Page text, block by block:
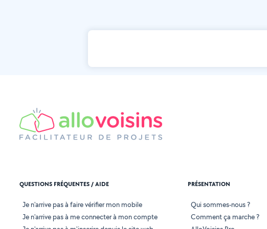
QUESTIONS FRÉQUENTES / AIDE
Je n'arrive pas à faire vérifier mon mobile
Je n'arrive pas à me connecter à mon compte
PRÉSENTATION
Qui sommes-nous ?
Comment ça marche ?